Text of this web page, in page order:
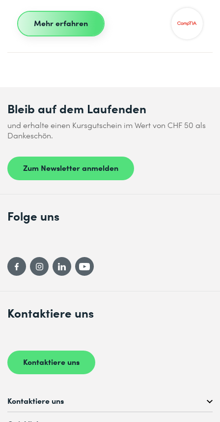
Mehr erfahren
Bleib auf dem Laufenden
und erhalte einen Kursgutschein im Wert von CHF 50 als
Dankeschön.
Zum Newsletter anmelden
Kontaktiere uns
Kontaktiere uns
Folge uns
Kontaktiere uns